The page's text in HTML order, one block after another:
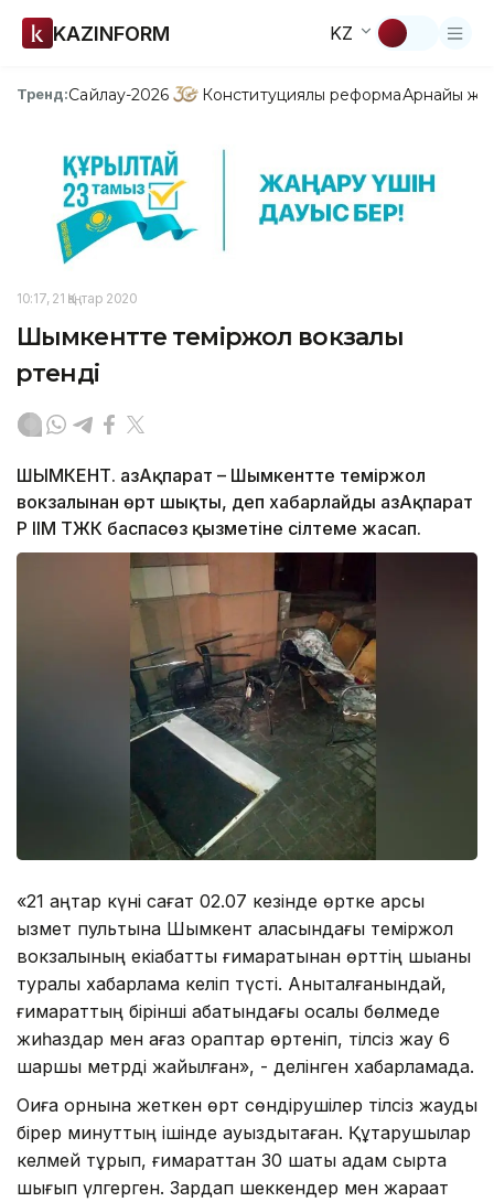
KAZINFORM KZ
Тренд:Сайлау-2026 Конституциялық реформаАрнайы
10:17, 21 Қаңтар 2020
Шымкентте теміржол вокзалы
өртенді
ШЫМКЕНТ. ҚазАқпарат – Шымкентте теміржол
вокзалынан өрт шықты, деп хабарлайды ҚазАқпарат
ҚР ІІМ ТЖК баспасөз қызметіне сілтеме жасап.
«21 қаңтар күні сағат 02.07 кезінде өртке қарсы
қызмет пультына Шымкент қаласындағы теміржол
вокзалының екіқабатты ғимаратынан өрттің шыққаны
туралы хабарлама келіп түсті. Анықталғанындай,
ғимараттың бірінші қабатындағы қосалқы бөлмеде
жиһаздар мен қағаз қораптар өртеніп, тілсіз жау 6
шаршы метрді жайылған», - делінген хабарламада.
Оқиға орнына жеткен өрт сөндірушілер тілсіз жауды
бірер минуттың ішінде ауыздықтаған. Құтқарушылар
келмей тұрып, ғимараттан 30 шақты адам сыртқа
шығып үлгерген. Зардап шеккендер мен жарақат